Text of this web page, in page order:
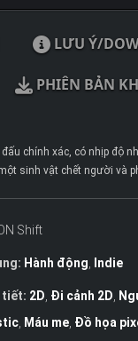
LƯU Ý/
PHIÊN BẢN
đấu chính xác, có nhịp độ
sinh vật chết người và
Shift
Hành động, Indie
tiết: 2D, Đi cảnh 2D,
, Máu me, Đồ họa